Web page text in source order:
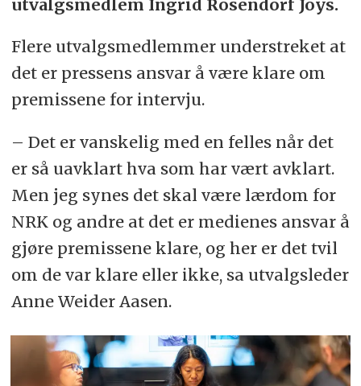
utvalgsmedlem Ingrid Rosendorf Joys.
Flere utvalgsmedlemmer understreket at
det er pressens ansvar å være klare om
premissene for intervju.
– Det er vanskelig med en felles når det
er så uavklart hva som har vært avklart.
Men jeg synes det skal være lærdom for
NRK og andre at det er medienes ansvar å
gjøre premissene klare, og her er det tvil
om de var klare eller ikke, sa utvalgsleder
Anne Weider Aasen.